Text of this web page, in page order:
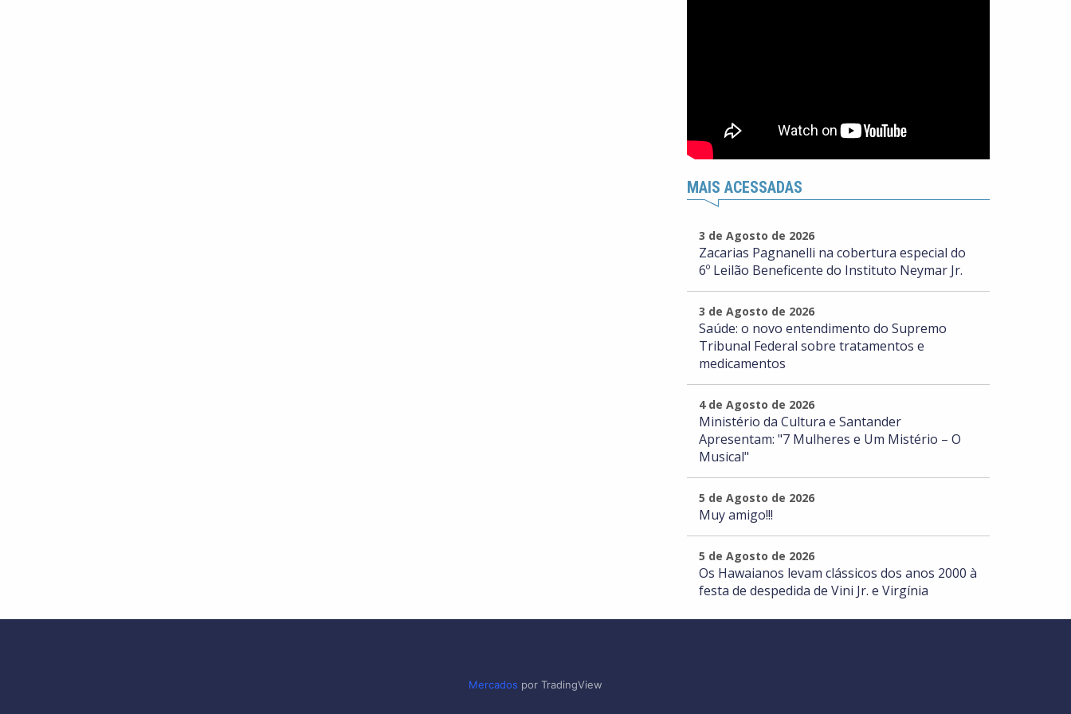
MAIS ACESSADAS
3 de Agosto de 2026
Zacarias Pagnanelli na cobertura especial do
6º Leilão Beneficente do Instituto Neymar Jr.
3 de Agosto de 2026
Saúde: o novo entendimento do Supremo
Tribunal Federal sobre tratamentos e
medicamentos
4 de Agosto de 2026
Ministério da Cultura e Santander
Apresentam: "7 Mulheres e Um Mistério – O
Musical"
5 de Agosto de 2026
Muy amigo!!!
5 de Agosto de 2026
Os Hawaianos levam clássicos dos anos 2000 à
festa de despedida de Vini Jr. e Virgínia
Mercados por TradingView